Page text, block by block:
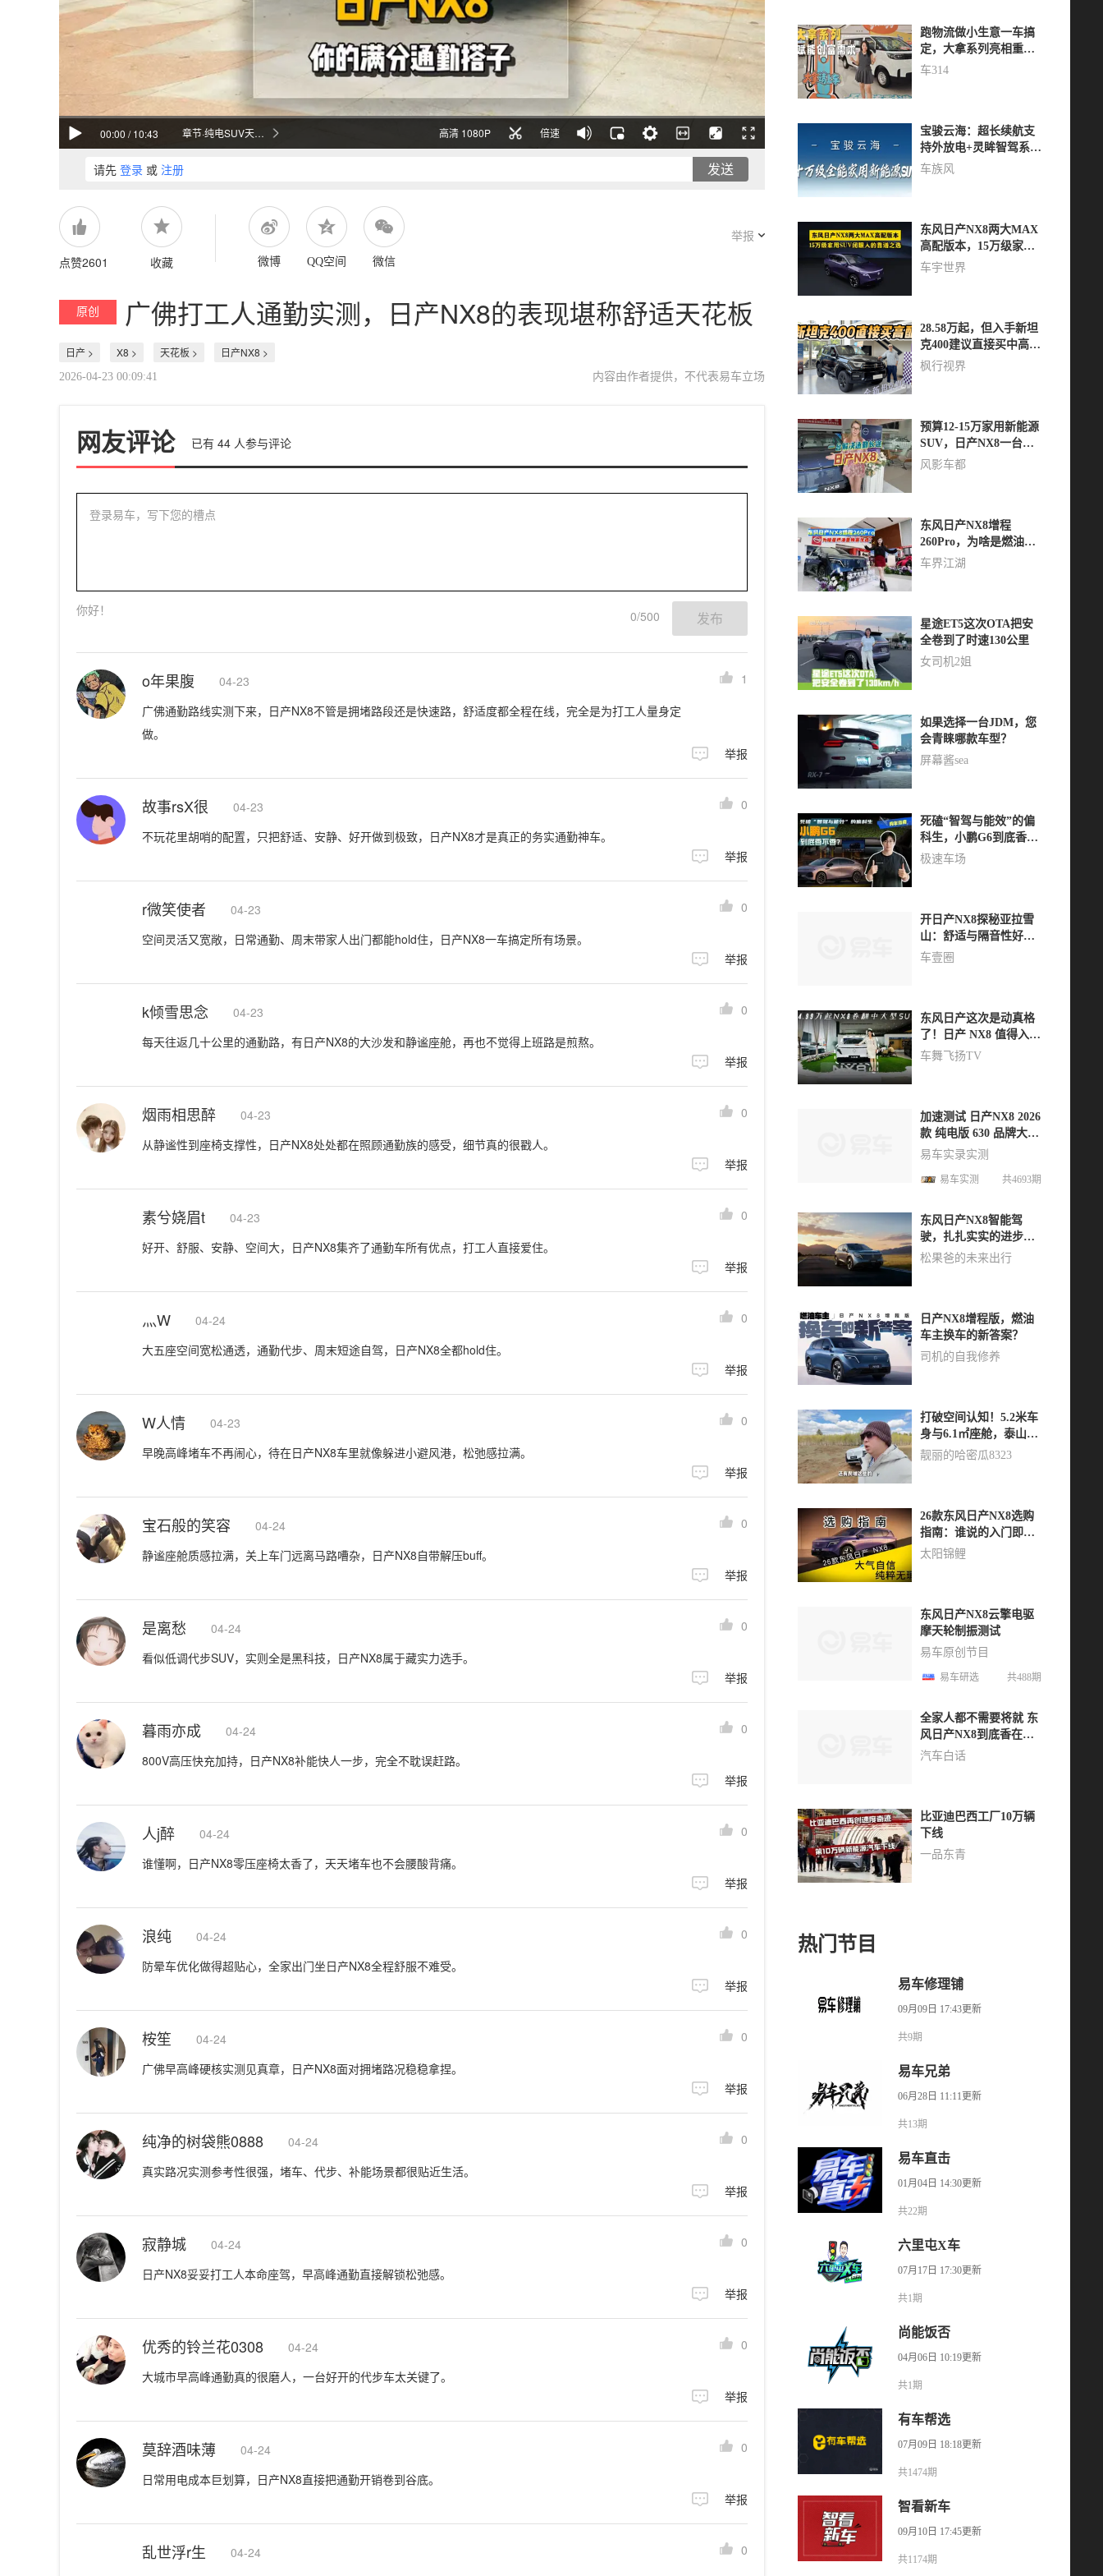
00:00 / 10:43 章节·纯电SUV天花板实测 高清 1080P 倍速
请先 登录 或 注册 发送
点赞2601 收藏 微博 QQ空间 微信
举报
原创 广佛打工人通勤实测，日产NX8的表现堪称舒适天花板
日产 > X8 > 天花板 > 日产NX8 >
2026-04-23 00:09:41 内容由作者提供，不代表易车立场
网友评论 已有 44 人参与评论
登录易车，写下您的槽点
你好！ 发布
0/500
o年果腹 04-23
1
广佛通勤路线实测下来，日产NX8不管是拥堵路段还是快速路，舒适度都全程在线，完全是为打工人量身定
做。
举报
故事rsX很 04-23
0
不玩花里胡哨的配置，只把舒适、安静、好开做到极致，日产NX8才是真正的务实通勤神车。
举报
r微笑使者 04-23
0
空间灵活又宽敞，日常通勤、周末带家人出门都能hold住，日产NX8一车搞定所有场景。
举报
k倾雪思念 04-23
0
每天往返几十公里的通勤路，有日产NX8的大沙发和静谧座舱，再也不觉得上班路是煎熬。
举报
烟雨相思醉 04-23
0
从静谧性到座椅支撑性，日产NX8处处都在照顾通勤族的感受，细节真的很戳人。
举报
素兮娆眉t 04-23
0
好开、舒服、安静、空间大，日产NX8集齐了通勤车所有优点，打工人直接爱住。
举报
灬W 04-24
0
大五座空间宽松通透，通勤代步、周末短途自驾，日产NX8全都hold住。
举报
W人情 04-23
0
早晚高峰堵车不再闹心，待在日产NX8车里就像躲进小避风港，松弛感拉满。
举报
宝石般的笑容 04-24
0
静谧座舱质感拉满，关上车门远离马路嘈杂，日产NX8自带解压buff。
举报
是离愁 04-24
0
看似低调代步SUV，实则全是黑科技，日产NX8属于藏实力选手。
举报
暮雨亦成 04-24
0
800V高压快充加持，日产NX8补能快人一步，完全不耽误赶路。
举报
人j醉 04-24
0
谁懂啊，日产NX8零压座椅太香了，天天堵车也不会腰酸背痛。
举报
浪纯 04-24
0
防晕车优化做得超贴心，全家出门坐日产NX8全程舒服不难受。
举报
桉笙 04-24
0
广佛早高峰硬核实测见真章，日产NX8面对拥堵路况稳稳拿捏。
举报
纯净的树袋熊0888 04-24
0
真实路况实测参考性很强，堵车、代步、补能场景都很贴近生活。
举报
寂静城 04-24
0
日产NX8妥妥打工人本命座驾，早高峰通勤直接解锁松弛感。
举报
优秀的铃兰花0308 04-24
0
大城市早高峰通勤真的很磨人，一台好开的代步车太关键了。
举报
莫辞酒味薄 04-24
0
日常用电成本巨划算，日产NX8直接把通勤开销卷到谷底。
举报
乱世浮r生 04-24
0
跑物流做小生意一车搞
定，大拿系列亮相重
庆，全方位赋能创富需
车314
宝骏云海：超长续航支
持外放电+灵眸智驾系
统，家庭出游优选新能
车族风
东风日产NX8两大MAX
高配版本，15万级家用
SUV闭眼入的靠谱之选
车宇世界
28.58万起，但入手新坦
克400建议直接买中高
配！配置智能均更香！
枫行视界
预算12-15万家用新能源
SUV，日产NX8一台解
决通勤长途
风影车都
东风日产NX8增程
260Pro，为啥是燃油置
换最优选？
车界江湖
星途ET5这次OTA把安
全卷到了时速130公里
女司机2姐
如果选择一台JDM，您
会青睐哪款车型？
屏幕酱sea
死磕“智驾与能效”的偏
科生，小鹏G6到底香不
香？
极速车场
开日产NX8探秘亚拉雪
山：舒适与隔音性好
评，后驱就是不一样
车壹圈
东风日产这次是动真格
了！日产 NX8 值得入手
吗？
车舞飞扬TV
加速测试 日产NX8 2026
款 纯电版 630 品牌大师
版
易车实录实测
易车实测 共4693期
东风日产NX8智能驾
驶，扎扎实实的进步丨
松果爸频道
松果爸的未来出行
日产NX8增程版，燃油
车主换车的新答案？
司机的自我修养
打破空间认知！5.2米车
身与6.1㎡座舱，泰山X8
能否重新定义大五座？
靓丽的哈密瓜8323
26款东风日产NX8选购
指南：谁说的入门即满
配？回答我！
太阳锦鲤
东风日产NX8云擎电驱
摩天轮制振测试
易车原创节目
易车研选 共488期
全家人都不需要将就 东
风日产NX8到底香在哪
些地方？
汽车白话
比亚迪巴西工厂10万辆
下线
一品东青
热门节目
易车修理铺
09月09日 17:43更新
共9期
易车兄弟
06月28日 11:11更新
共13期
易车直击
01月04日 14:30更新
共22期
六里屯X车
07月17日 17:30更新
共1期
尚能饭否
04月06日 10:19更新
共1期
有车帮选
07月09日 18:18更新
共1474期
智看新车
09月10日 17:45更新
共1174期